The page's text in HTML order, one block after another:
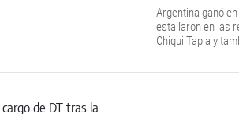
Argentina ganó
estallaron en las
Chiqui Tapia y